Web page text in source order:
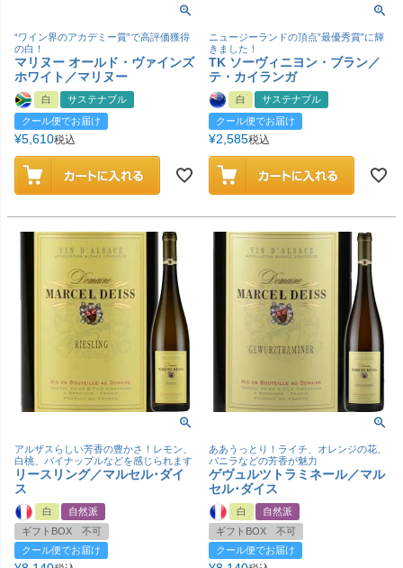
“ワイン界のアカデミー賞”で高評価獲得
の白！
マリヌー オールド・ヴァインズ
ホワイト／マリヌー
白
サステナブル
クール便でお届け
¥5,610税込
ニュージーランドの頂点”最優秀賞”に輝
きました！
TK ソーヴィニヨン・ブラン／
テ・カイランガ
白
サステナブル
クール便でお届け
¥2,585税込
アルザスらしい芳香の豊かさ！レモン、
白桃、パイナップルなどを感じられます
リースリング／マルセル･ダイ
ス
白
自然派
ギフトBOX 不可
クール便でお届け
ああうっとり！ライチ、オレンジの花、
バニラなどの芳香が魅力
ゲヴュルツトラミネール／マル
セル･ダイス
白
自然派
ギフトBOX 不可
クール便でお届け